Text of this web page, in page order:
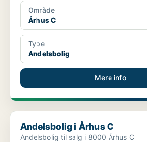
Område
Århus C
Type
Andelsbolig
Mere info
Andelsbolig i Århus C
Andelsbolig i Århus C
Andelsbolig til salg i 8000 Århus C